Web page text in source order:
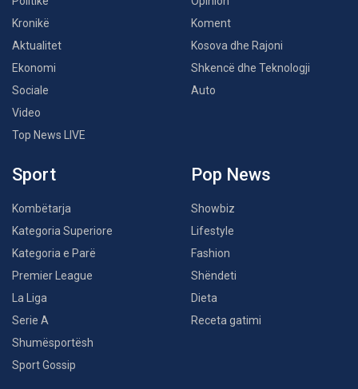
Kronikë
Aktualitet
Ekonomi
Sociale
Video
Top News LIVE
Koment
Kosova dhe Rajoni
Shkencë dhe Teknologji
Auto
Sport
Kombëtarja
Kategoria Superiore
Kategoria e Parë
Premier League
La Liga
Serie A
Shumësportësh
Sport Gossip
Pop News
Showbiz
Lifestyle
Fashion
Shëndeti
Dieta
Receta gatimi